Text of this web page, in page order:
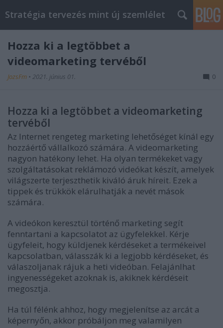
Stratégia tervezés mint új szemlélet
Hozza ki a legtöbbet a
videomarketing tervéből
JozsFm • 2021. június 01. 0
Hozza ki a legtöbbet a videomarketing
tervéből
Az Internet rengeteg marketing lehetőséget kínál egy
hozzáértő vállalkozó számára. A videomarketing
nagyon hatékony lehet. Ha olyan termékeket vagy
szolgáltatásokat reklámozó videókat készít, amelyek
világszerte terjeszthetik kiváló áruk híreit. Ezek a
tippek és trükkök elárulhatják a nevét mások
számára.
A videókon keresztül történő marketing segít
fenntartani a kapcsolatot az ügyfelekkel. Kérje
ügyfeleit, hogy küldjenek kérdéseket a termékeivel
kapcsolatban, válasszák ki a legjobb kérdéseket, és
válaszoljanak rájuk a heti videóban. Felajánlhat
ingyenességeket azoknak is, akiknek kérdéseit
megosztja.
Ha túl félénk ahhoz, hogy megjelenítse az arcát a
képernyőn, akkor próbáljon meg valamilyen